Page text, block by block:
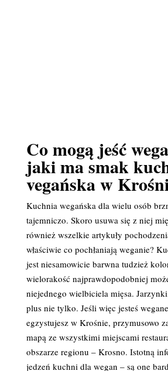
Co mogą jeść
jaki ma smak
vegańska w
Kuchnia wegańska dla wielu osób
tajemniczo. Skoro usuwa się z niej
również wszelkie artykuły
właściwie co pochłaniają weganie?
jest niesamowicie barwna tudzież
wielorakość najprawdopodobniej
niejednego wielbiciela mięsa.
plus nie tylko. Jeśli więc jesteś
egzystujesz w Krośnie, przymusowo
mapą ze wszystkimi miejscami
obszarze regionu – Krosno. Istotną
jedzeń kuchni dla wegan – są one